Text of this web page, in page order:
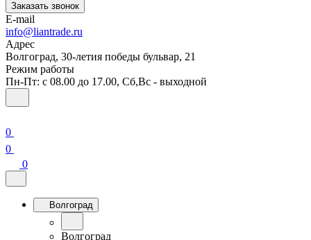
Заказать звонок
E-mail
info@liantrade.ru
Адрес
Волгоград, 30-летия победы бульвар, 21
Режим работы
Пн-Пт: c 08.00 до 17.00, Cб,Вс - выходной
0
0
0
Волгоград
Волгоград